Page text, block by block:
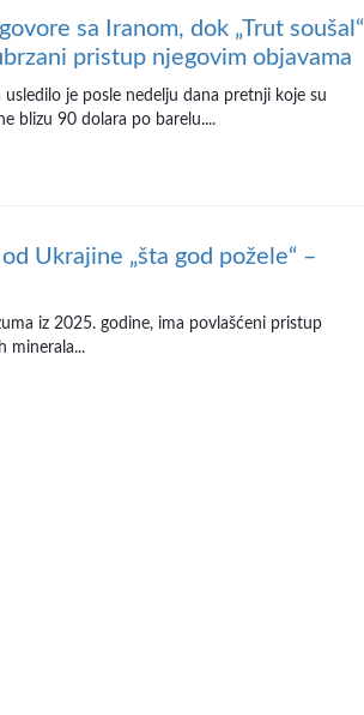
sa Iranom, dok „Trut soušal“
pristup njegovim objavama
usledilo je posle nedelju dana pretnji koje su
blizu 90 dolara po barelu....
Ukrajine „šta god požele“ –
iz 2025. godine, ima povlašćeni pristup
minerala...